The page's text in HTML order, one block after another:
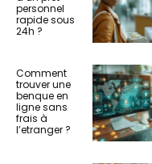
personnel
rapide sous
24h ?
Comment
trouver une
benque en
ligne sans
frais à
l’etranger ?